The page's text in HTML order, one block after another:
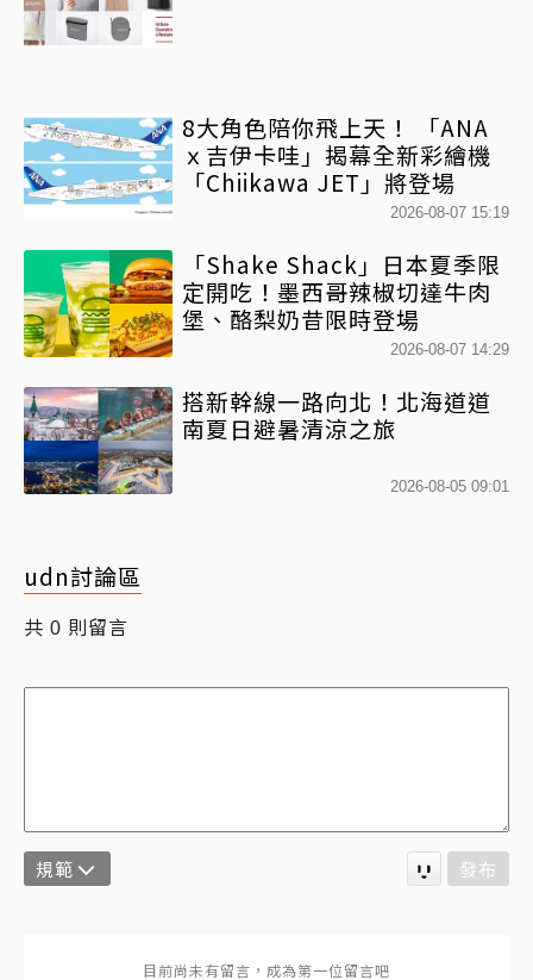
8大角色陪你飛上天！ 「ANA
ｘ吉伊卡哇」揭幕全新彩繪機
「Chiikawa JET」將登場
2026-08-07 15:19
「Shake Shack」日本夏季限
定開吃！墨西哥辣椒切達牛肉
堡、酪梨奶昔限時登場
2026-08-07 14:29
搭新幹線一路向北！北海道道
南夏日避暑清涼之旅
2026-08-05 09:01
udn討論區
共 0 則留言
規範 發布